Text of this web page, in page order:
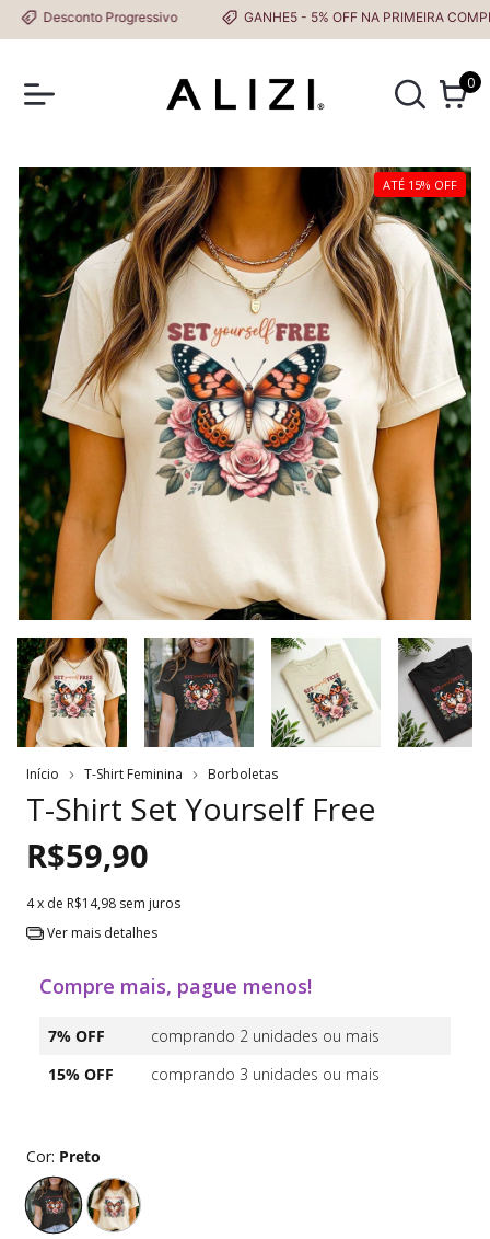
Desconto Progressivo GANHE5 - 5% OFF NA PRIMEIRA COMPRA
0
ATÉ 15% OFF
Início T-Shirt Feminina Borboletas
T-Shirt Set Yourself Free
R$59,90
4x de R$14,98 sem juros
Ver mais detalhes
Compre mais, pague menos!
7% OFF
comprando 2 unidades ou mais
15% OFF
comprando 3 unidades ou mais
Cor: Preto